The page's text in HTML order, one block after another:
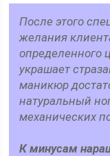
После этого
желания
определенного
украшает
маникюр
натуральный
механических
К минусам